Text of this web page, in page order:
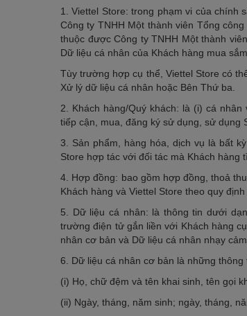
1. Viettel Store: trong phạm vi của chính
Công ty TNHH Một thành viên Tổng
thuộc được Công ty TNHH Một thành
Dữ liệu cá nhân của Khách hàng mua
Tùy trường hợp cụ thể, Viettel Store có
Xử lý dữ liệu cá nhân hoặc Bên Thứ ba.
2. Khách hàng/Quý khách: là (i) cá
tiếp cận, mua, đăng ký sử dụng, sử dụng
3. Sản phẩm, hàng hóa, dịch vụ là bất
Store hợp tác với đối tác mà Khách hàng
4. Hợp đồng: bao gồm hợp đồng, thoả
Khách hàng và Viettel Store theo quy
5. Dữ liệu cá nhân: là thông tin dưới
trường điện tử gắn liền với Khách hàng
nhân cơ bản và Dữ liệu cá nhân nhạy
6. Dữ liệu cá nhân cơ bản là những thông
(i) Họ, chữ đệm và tên khai sinh, tên gọi
(ii) Ngày, tháng, năm sinh; ngày, tháng,